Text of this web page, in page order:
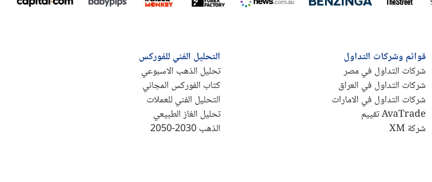
قوائم وشركات التداول
شركات التداول في مصر
شركات التداول في العراق
شركات التداول في الامارات
AvaTrade تقييم
شركة XM
التحليل الفني للفوركس
تحليل الذهب الاسبوعي
كتاب الفوركس المجاني
التحليل الفني للعملات
تحليل الغاز الطبيعي
الذهب 2030-2050